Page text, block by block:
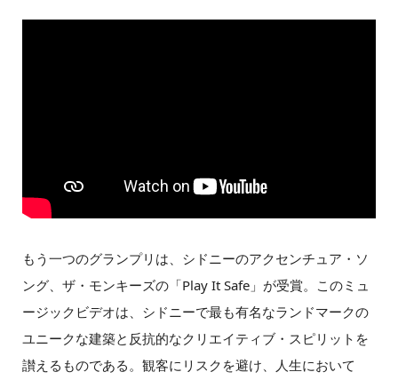
もう一つのグランプリは、シドニーのアクセンチュア・ソ
ング、ザ・モンキーズの「Play It Safe」が受賞。このミュ
ージックビデオは、シドニーで最も有名なランドマークの
ユニークな建築と反抗的なクリエイティブ・スピリットを
讃えるものである。観客にリスクを避け、人生において